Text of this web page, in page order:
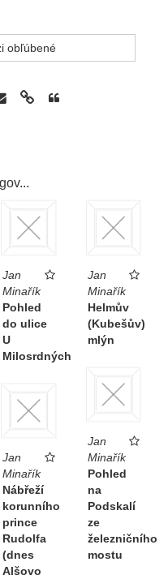
obľúbené
Jan
Minařík
Pohled
do ulice
U
Milosrdných
Jan
Minařík
Helmův
(Kubešův)
mlýn
Jan
Minařík
Pohled
na
Podskalí
ze
železničního
mostu
Jan
Minařík
Nábřeží
korunního
prince
Rudolfa
(dnes
Alšovo